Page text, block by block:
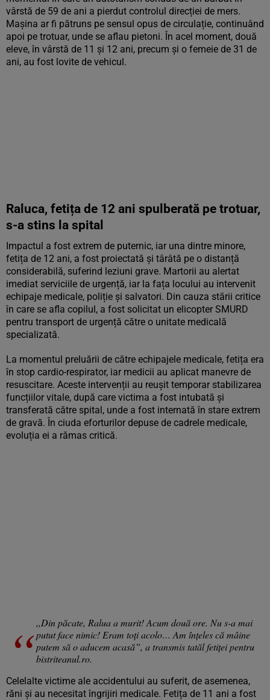
vârstă de 59 de ani a pierdut controlul direcției de mers.
Mașina ar fi pătruns pe sensul opus de circulație, continuând
apoi pe trotuar, unde se aflau pietoni. În acel moment, două
eleve, în vârstă de 11 și 12 ani, precum și o femeie de 31 de
ani, au fost lovite de vehicul.
Raluca, fetița de 12 ani spulberată pe trotuar,
s-a stins la spital
Impactul a fost extrem de puternic, iar una dintre minore,
fetița de 12 ani, a fost proiectată și târâtă pe o distanță
considerabilă, suferind leziuni grave. Martorii au alertat
imediat serviciile de urgență, iar la fața locului au intervenit
echipaje medicale, poliție și salvatori. Din cauza stării critice
în care se afla copilul, a fost solicitat un elicopter SMURD
pentru transport de urgență către o unitate medicală
specializată.
La momentul preluării de către echipajele medicale, fetița era
în stop cardio-respirator, iar medicii au aplicat manevre de
resuscitare. Aceste intervenții au reușit temporar stabilizarea
funcțiilor vitale, după care victima a fost intubată și
transferată către spital, unde a fost internată în stare extrem
de gravă. În ciuda eforturilor depuse de cadrele medicale,
evoluția ei a rămas critică.
,,Din păcate, Ralua a murit! Acum două ore. Nu s-a mai
putut face nimic! Eram toți acolo… Am înțeles că mâine
putem să o aducem acasă”, a transmis tatăl fetiței pentru
bistriteanul.ro.
Celelalte victime ale accidentului au suferit, de asemenea,
răni și au necesitat îngrijiri medicale. Fetița de 11 ani a fost